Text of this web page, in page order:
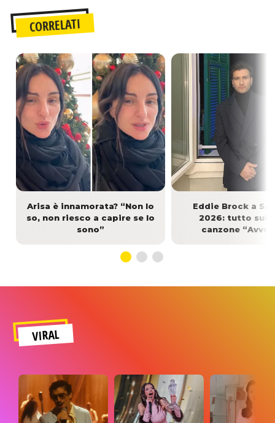
CORRELATI
Arisa è innamorata? “Non lo
so, non riesco a capire se lo
sono”
Eddie Brock a
2026: tutto
canzone
VIRAL